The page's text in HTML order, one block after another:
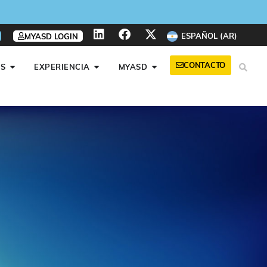
MYASD LOGIN ESPAÑOL (AR)
EXPERIENCIA MYASD CONTACTO